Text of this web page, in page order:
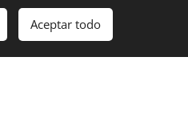
LANOUCENTIST
Comenzar
Aceptar todo